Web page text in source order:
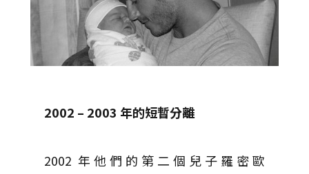
2002 – 2003 年的短暫分離
2002 年他們的第二個兒子羅密歐